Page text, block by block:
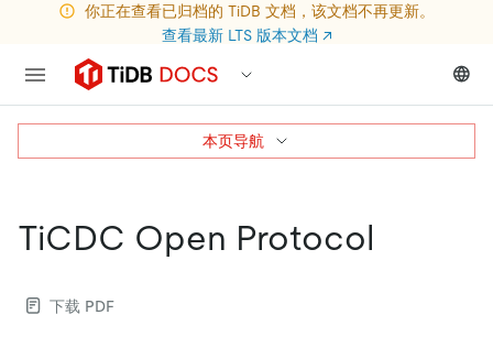
你正在查看已归档的 TiDB 文档，该文档不再更新。
查看最新 LTS 版本文档 ↗
TiCDC Open Protocol
下载 PDF
本页导航